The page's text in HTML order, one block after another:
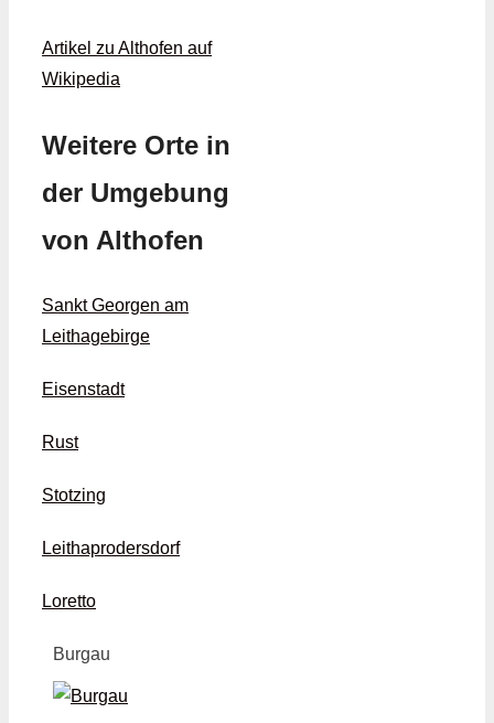
Artikel zu Althofen auf
Wikipedia
Weitere Orte in
der Umgebung
von Althofen
Sankt Georgen am
Leithagebirge
Eisenstadt
Rust
Stotzing
Leithaprodersdorf
Loretto
Burgau